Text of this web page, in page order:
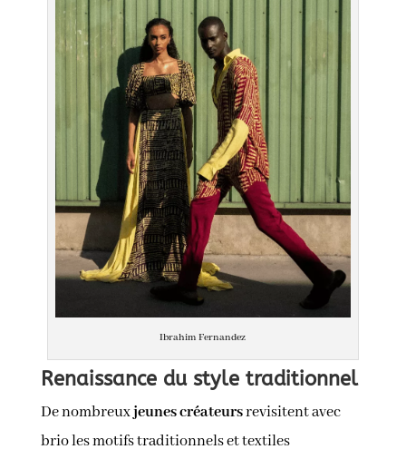
Ibrahim Fernandez
Renaissance du style traditionnel
De nombreuxjeunes créateursrevisitent avec
brio les motifs traditionnels et textiles